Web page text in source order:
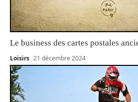
Le business des cartes postales
Loisirs 21 décembre 2024